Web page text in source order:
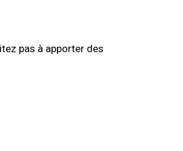
pas à apporter des